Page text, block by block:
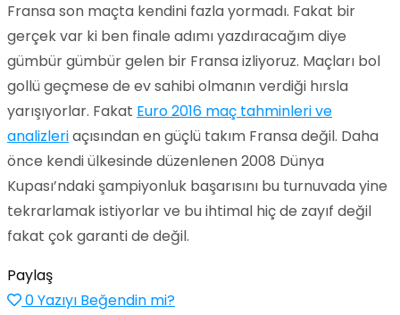
Fransa son maçta kendini fazla yormadı. Fakat bir
gerçek var ki ben finale adımı yazdıracağım diye
gümbür gümbür gelen bir Fransa izliyoruz. Maçları bol
gollü geçmese de ev sahibi olmanın verdiği hırsla
yarışıyorlar. Fakat Euro 2016 maç tahminleri ve
analizleriaçısından en güçlü takım Fransa değil. Daha
önce kendi ülkesinde düzenlenen 2008 Dünya
Kupası’ndaki şampiyonluk başarısını bu turnuvada yine
tekrarlamak istiyorlar ve bu ihtimal hiç de zayıf değil
fakat çok garanti de değil.
Paylaş
0Yazıyı Beğendin mi?